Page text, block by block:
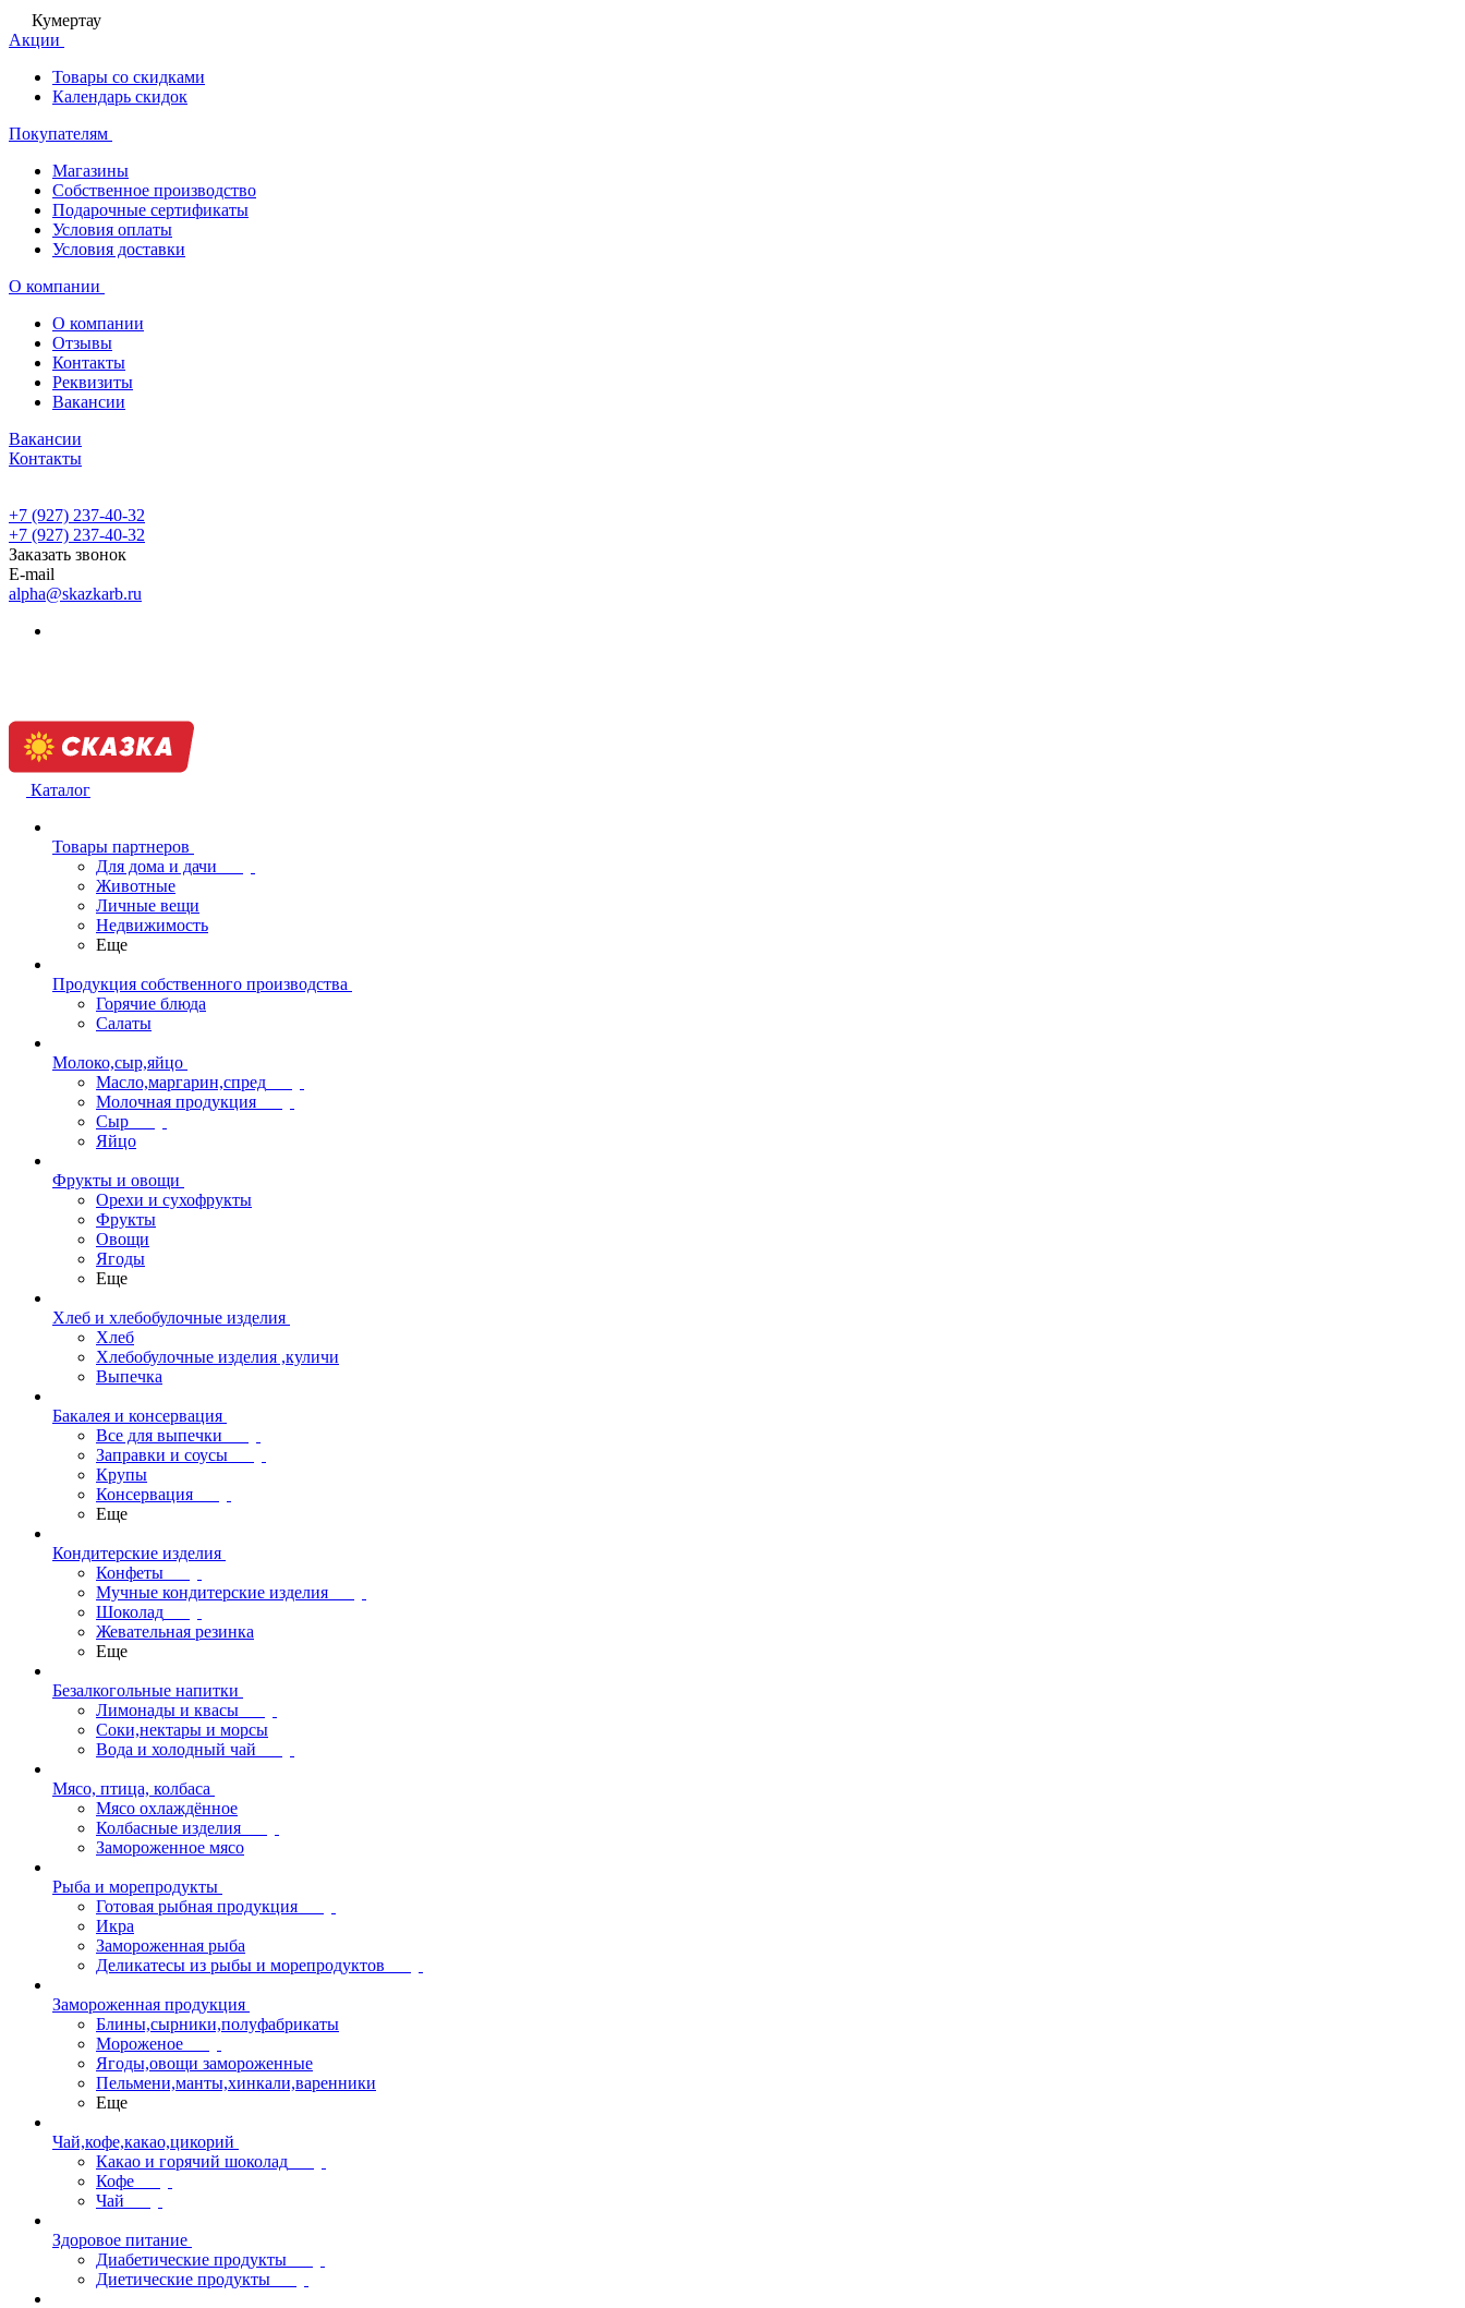
Кумертау
Акции
Товары со скидками
Календарь скидок
Покупателям
Магазины
Собственное производство
Подарочные сертификаты
Условия оплаты
Условия доставки
О компании
О компании
Отзывы
Контакты
Реквизиты
Вакансии
Вакансии
Контакты
+7 (927) 237-40-32
+7 (927) 237-40-32
Заказать звонок
E-mail
alpha@skazkarb.ru
Каталог
Товары партнеров
Для дома и дачи
Животные
Личные вещи
Недвижимость
Еще
Продукция собственного производства
Горячие блюда
Салаты
Молоко,сыр,яйцо
Масло,маргарин,спред
Молочная продукция
Сыр
Яйцо
Фрукты и овощи
Орехи и сухофрукты
Фрукты
Овощи
Ягоды
Еще
Хлеб и хлебобулочные изделия
Хлеб
Хлебобулочные изделия ,куличи
Выпечка
Бакалея и консервация
Все для выпечки
Заправки и соусы
Крупы
Консервация
Еще
Кондитерские изделия
Конфеты
Мучные кондитерские изделия
Шоколад
Жевательная резинка
Еще
Безалкогольные напитки
Лимонады и квасы
Соки,нектары и морсы
Вода и холодный чай
Мясо, птица, колбаса
Мясо охлаждённое
Колбасные изделия
Замороженное мясо
Рыба и морепродукты
Готовая рыбная продукция
Икра
Замороженная рыба
Деликатесы из рыбы и морепродуктов
Замороженная продукция
Блины,сырники,полуфабрикаты
Мороженое
Ягоды,овощи замороженные
Пельмени,манты,хинкали,варенники
Еще
Чай,кофе,какао,цикорий
Какао и горячий шоколад
Кофе
Чай
Здоровое питание
Диабетические продукты
Диетические продукты